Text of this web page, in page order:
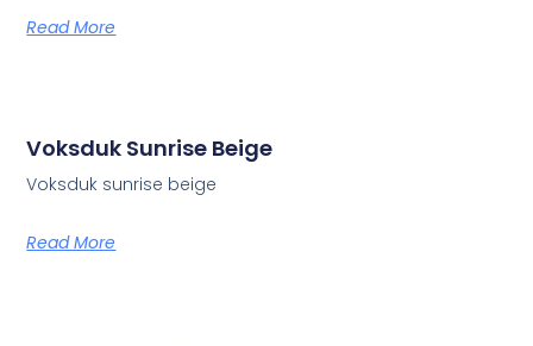
Read More
Voksduk Sunrise Beige
Voksduk sunrise beige
Read More